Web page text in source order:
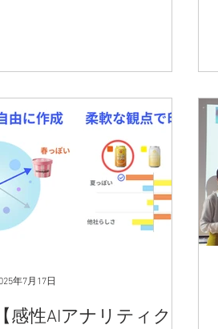
【感性AIアナリティクス
年7月17日